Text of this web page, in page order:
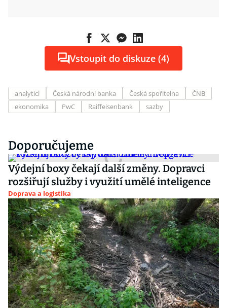
Vstoupit do diskuze (4)
analytici Česká národní banka Česká spořitelna
ČNB
ekonomika
PwC Raiffeisenbank sazby
Doporučujeme
Výdejní boxy čekají další změny. Dopravci
rozšiřují služby i využití umělé inteligence
Doprava a logistika